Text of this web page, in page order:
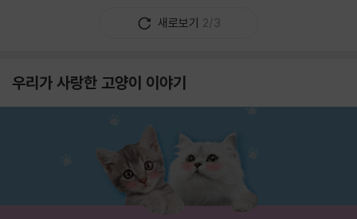
새로보기 2/3
우리가 사랑한 고양이 이야기